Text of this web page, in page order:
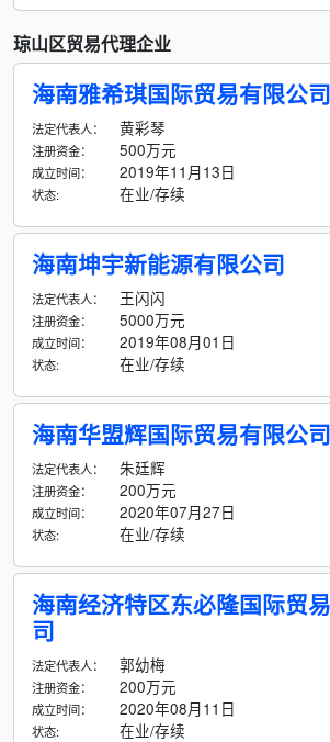
琼山区贸易代理企业
海南雅希琪国际贸易有限公司
法定代表人： 黄彩琴
注册资金： 500万元
成立时间： 2019年11月13日
状态: 在业/存续
海南坤宇新能源有限公司
法定代表人： 王闪闪
注册资金： 5000万元
成立时间： 2019年08月01日
状态: 在业/存续
海南华盟辉国际贸易有限公司
法定代表人： 朱廷辉
注册资金： 200万元
成立时间： 2020年07月27日
状态: 在业/存续
海南经济特区东必隆国际贸
司
法定代表人： 郭幼梅
注册资金： 200万元
成立时间： 2020年08月11日
状态: 在业/存续